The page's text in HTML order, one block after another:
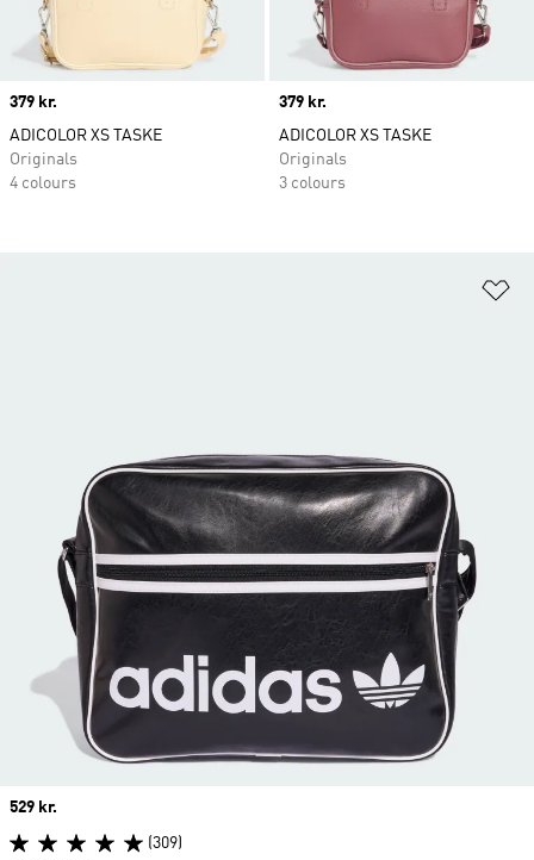
Price
379 kr.
ADICOLOR XS TASKE
Originals
4 colours
Price
379 kr.
ADICOLOR XS TASKE
Originals
3 colours
Price
529 kr.
(309)